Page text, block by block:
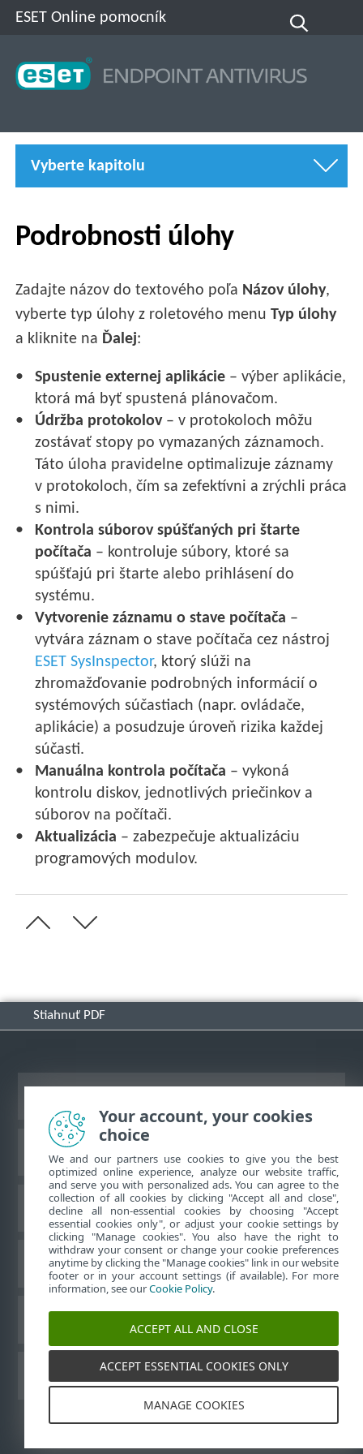
ESET Online pomocník
Vyberte kapitolu
Podrobnosti úlohy
Zadajte názov do textového poľa Názov úlohy,
vyberte typ úlohy z roletového menuTyp úlohy
a kliknite na Ďalej:
Spustenie externej aplikácie – výber aplikácie,
ktorá má byť spustená plánovačom.
Údržba protokolov– v protokoloch môžu
zostávať stopy po vymazaných záznamoch.
Táto úloha pravidelne optimalizuje záznamy
v protokoloch, čím sa zefektívni a zrýchli práca
s nimi.
Kontrola súborov spúšťaných pri štarte
počítača – kontroluje súbory, ktoré sa
spúšťajú pri štarte alebo prihlásení do
systému.
Vytvorenie záznamu o stave počítača –
vytvára záznam o stave počítača cez nástroj
ESET SysInspector, ktorý slúži na
zhromažďovanie podrobných informácií o
systémových súčastiach (napr. ovládače,
aplikácie) a posudzuje úroveň rizika každej
súčasti.
Manuálna kontrola počítača – vykoná
kontrolu diskov, jednotlivých priečinkov a
súborov na počítači.
Aktualizácia – zabezpečuje aktualizáciu
programových modulov.
Stiahnuť PDF
Databáza znalostí ESET
ESET Fórum
Technická podpora
Používateľské príručky ESET
1992-2026ESET, spol. s r. o. Všetky práva vyhradené.
Your account, your cookies
choice
We and our partners use cookies to give you the best
optimized online experience, analyze our website traffic,
and serve you with personalized ads. You can agree to the
collection of all cookies by clicking "Accept all and close",
decline all non-essential cookies by choosing "Accept
essential cookies only", or adjust your cookie settings by
clicking "Manage cookies". You also have the right to
withdraw your consent or change your cookie preferences
anytime by clicking the "Manage cookies" link in our website
footer or in your account settings (if available). For more
information, see ourCookie Policy.
ACCEPT ALL AND CLOSE
ACCEPT ESSENTIAL COOKIES ONLY
MANAGE COOKIES